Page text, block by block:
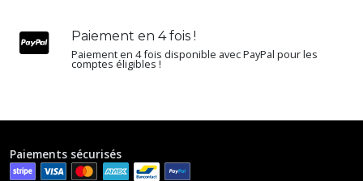
Paiement en 4 fois !
Paiement en 4 fois disponible avec PayPal pour les
comptes éligibles !
Paiements sécurisés